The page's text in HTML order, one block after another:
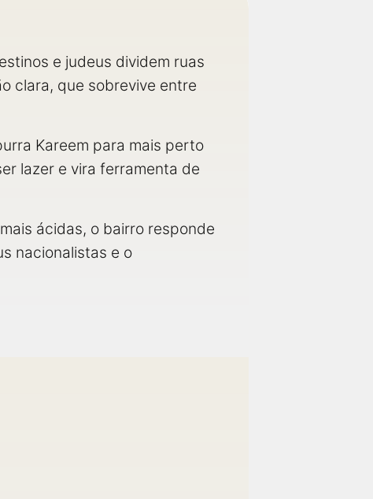
e judeus dividem ruas
clara, que sobrevive entre
Kareem para mais perto
lazer e vira ferramenta de
ácidas, o bairro responde
nacionalistas e o